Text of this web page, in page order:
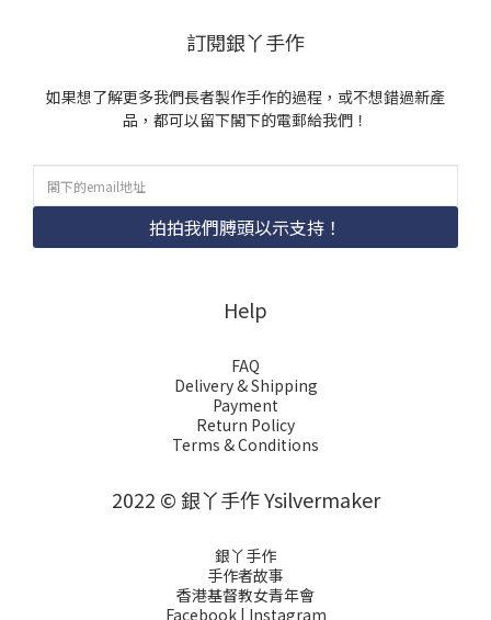
訂閱銀丫手作
如果想了解更多我們長者製作手作的過程，或不想錯過新產
品，都可以留下閣下的電郵給我們！
拍拍我們膊頭以示支持！
Help
FAQ
Delivery & Shipping
Payment
Return Policy
Terms & Conditions
2022 © 銀丫手作 Ysilvermaker
銀丫手作
手作者故事
香港基督教女青年會
Facebook | Instagram